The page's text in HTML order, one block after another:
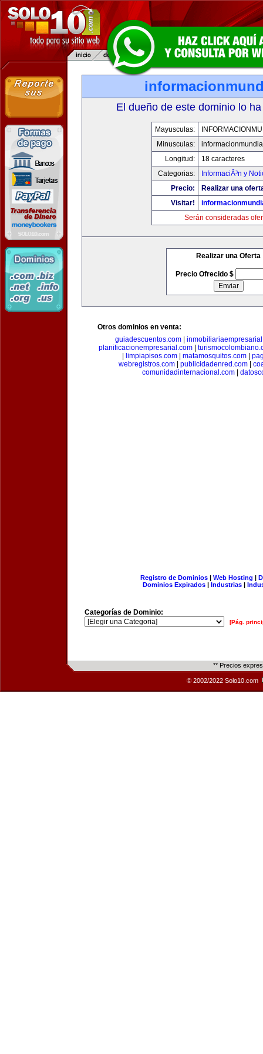
El dueño de este dominio lo
Mayusculas:
Minusculas:
Longitud:
18 caracteres
Categorias:
InformaciÃ³n y
Precio:
Realizar una
Visitar!
Serán consideradas
Realizar una Oferta
Precio Ofrecido $
Otros dominios en venta:
guiadescuentos.com
planificacionempresarial.com
limpiapisos.com| matamosquitos.com|
webregistros.com| publicidadenred.com|
comunidadinternacional.com|
Registro de Dominios| Web Hosting |
Dominios Expirados | Industrias |
Categorías de Dominio:
[Pág.
** Precios
© 2002/2022 Solo10.com